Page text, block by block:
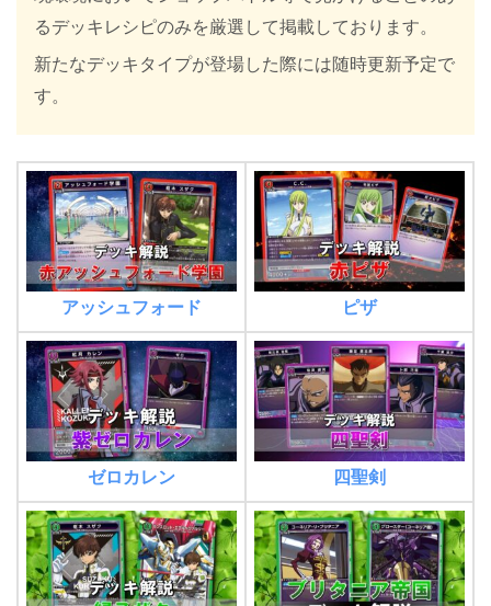
るデッキレシピのみを厳選して掲載しております。
新たなデッキタイプが登場した際には随時更新予定で
す。
アッシュフォード ピザ
ゼロカレン 四聖剣